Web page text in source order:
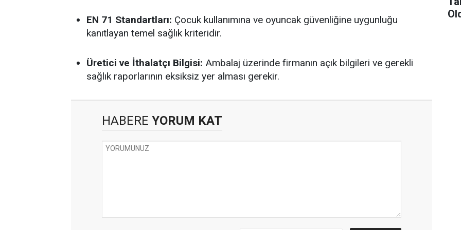
EN 71 Standartları: Çocuk kullanımına ve oyuncak güvenliğine uygunluğu
kanıtlayan temel sağlık kriteridir.
Üretici ve İthalatçı Bilgisi: Ambalaj üzerinde firmanın açık bilgileri ve gerekli
sağlık raporlarının eksiksiz yer alması gerekir.
HABERE YORUM KAT